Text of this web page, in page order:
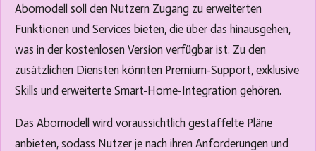
Abomodell soll den Nutzern Zugang zu erweiterten
Funktionen und Services bieten, die über das hinausgehen,
was in der kostenlosen Version verfügbar ist. Zu den
zusätzlichen Diensten könnten Premium-Support, exklusive
Skills und erweiterte Smart-Home-Integration gehören.
Das Abomodell wird voraussichtlich gestaffelte Pläne
anbieten, sodass Nutzer je nach ihren Anforderungen und